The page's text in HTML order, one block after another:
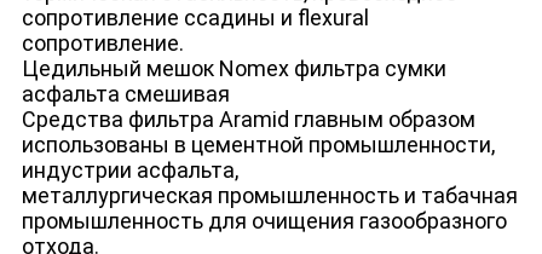
сопротивление ссадины и flexural
сопротивление.
Цедильный мешок Nomex фильтра сумки
асфальта смешивая
Средства фильтра Aramid главным образом
использованы в цементной промышленности,
индустрии асфальта,
металлургическая промышленность и табачная
промышленность для очищения газообразного
отхода.